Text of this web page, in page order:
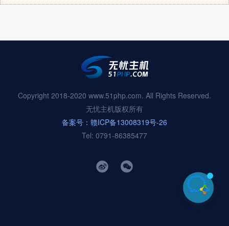
Copyright 2018-2020 www.51php.com. All Rights Reserved.
无忧主机版权所有
备案号：赣ICP备13008319号-26
Tel: 0791-86385477